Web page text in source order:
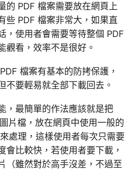
的 PDF 檔案需要放在網頁上
些 PDF 檔案非常大，如果直
，使用者會需要等待整個 PDF
觀看，效率不是很好。
檔案有基本的防拷保護，
不要輕易就全部下載回去。
，最簡單的作法應該就是把
片檔，放在網頁中使用一般的
處理，這樣使用者每次只需要
會比較快，若使用者要下載，
（雖然對於高手沒差，不過至